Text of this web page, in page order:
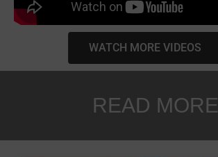
WATCH MORE VIDEOS
READ MORE